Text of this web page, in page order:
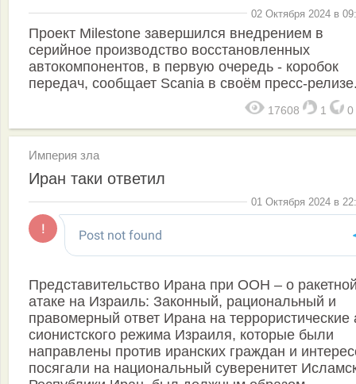
02 Октября 2024 в
Проект Milestone завершился внедрением в
серийное производство восстановленных
автокомпонентов, в первую очередь - коробок
передач, сообщает Scania в своём пресс-
17608 1 0
Империя зла
Иран таки ответил
01 Октября 2024 в
Представительство Ирана при ООН – о
атаке на Израиль: Законный, рациональный и
правомерный ответ Ирана на террористические
сионистского режима Израиля, которые были
направлены против иранских граждан и
посягали на национальный суверенитет